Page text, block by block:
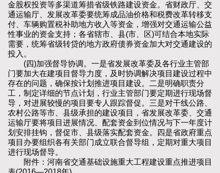
金股权投资等多渠道筹措省级铁路建设资金。省财政厅、交
通运输厅、发展改革委要统筹成品油价格和税费改革转移支
付、车辆购置税补助地方收入等资金，增强对交通运输公益
性事业的资金支持；各省辖市、县(市、区)可结合本地实际
需要，统筹省级转贷的地方政府债券资金加大对交通建设的
投入。
(四)加强督导协调。一是省发展改革委及各行业主管部
门要加大在建项目督导力度，及时协调解决项目建设过程中
存在的问题，确保按计划推进项目建设。二是明确职责分
工，制定详细的节点计划，行业主管部门要定期进行现场督
导，对进展较慢的项目要专人跟踪督促。三是对干线公路、
农村公路等市、县级承担的建设项目，省发展改革委、交通
运输厅要将项目进展情况、配套资金到位情况与下一年度计
划安排挂钩，督促市、县级落实配套资金。四是省政府重点
项目办要组织各有关部门成立联合督导组，定期对重大项目
进行现场督导。
附件：河南省交通基础设施重大工程建设重点推进项目